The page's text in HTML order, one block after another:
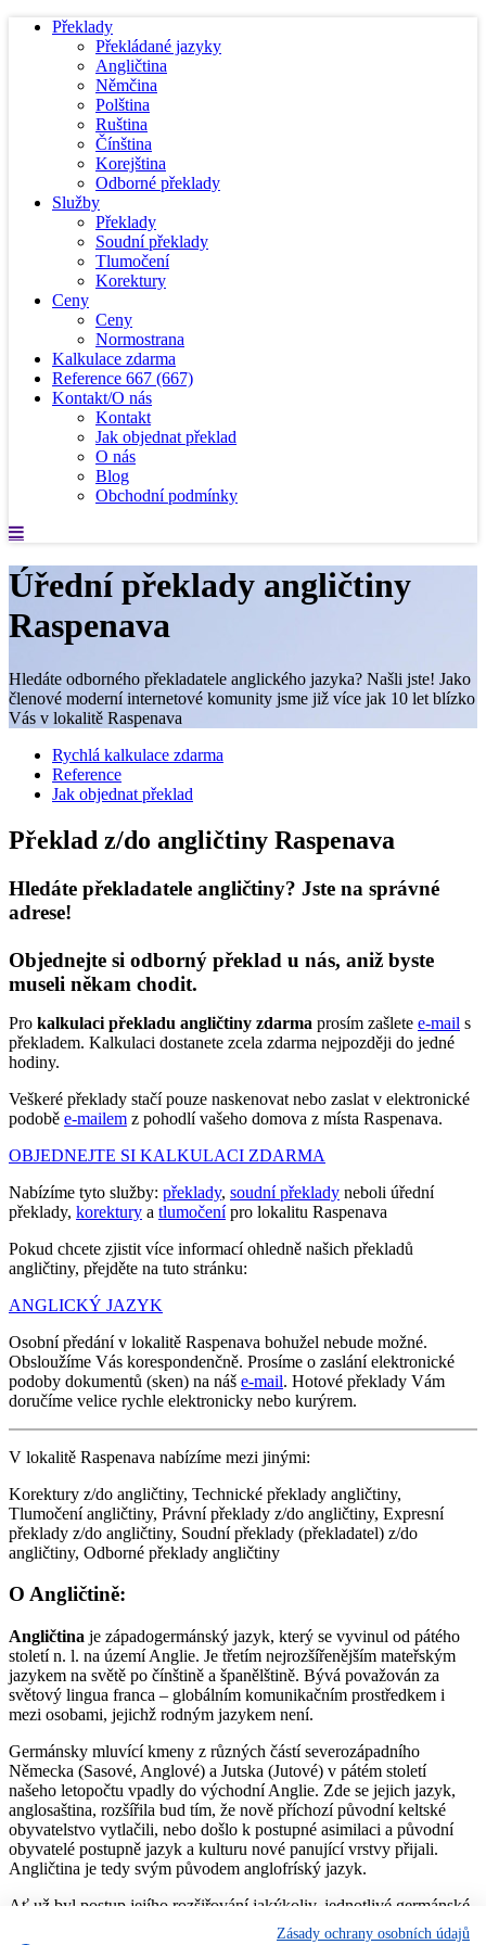
Překlady
Překládané jazyky
Angličtina
Němčina
Polština
Ruština
Čínština
Korejština
Odborné překlady
Služby
Překlady
Soudní překlady
Tlumočení
Korektury
Ceny
Ceny
Normostrana
Kalkulace zdarma
Reference 667 (667)
Kontakt/O nás
Kontakt
Jak objednat překlad
O nás
Blog
Obchodní podmínky
Úřední překlady angličtiny
Raspenava
Hledáte odborného překladatele anglického jazyka? Našli jste! Jako
členové moderní internetové komunity jsme již více jak 10 let blízko
Vás v lokalitě Raspenava
Rychlá kalkulace zdarma
Reference
Jak objednat překlad
Překlad z/do angličtiny Raspenava
Hledáte překladatele angličtiny? Jste na správné
adrese!
Objednejte si odborný překlad u nás, aniž byste
museli někam chodit.
Pro kalkulaci překladu angličtiny zdarma prosím zašlete e-mail s
překladem. Kalkulaci dostanete zcela zdarma nejpozději do jedné
hodiny.
Veškeré překlady stačí pouze naskenovat nebo zaslat v elektronické
podobě e-mailem z pohodlí vašeho domova z místa Raspenava.
OBJEDNEJTE SI KALKULACI ZDARMA
Nabízíme tyto služby: překlady, soudní překlady neboli úřední
překlady, korektury a tlumočenípro lokalitu Raspenava
Pokud chcete zjistit více informací ohledně našich překladů
angličtiny, přejděte na tuto stránku:
ANGLICKÝ JAZYK
Osobní předání v lokalitě Raspenava bohužel nebude možné.
Obsloužíme Vás korespondenčně. Prosíme o zaslání elektronické
podoby dokumentů (sken) na náš e-mail. Hotové překlady Vám
doručíme velice rychle elektronicky nebo kurýrem.
V lokalitě Raspenava nabízíme mezi jinými:
Korektury z/do angličtiny, Technické překlady angličtiny,
Tlumočení angličtiny, Právní překlady z/do angličtiny, Expresní
překlady z/do angličtiny, Soudní překlady (překladatel) z/do
angličtiny, Odborné překlady angličtiny
O Angličtině:
Angličtina je západogermánský jazyk, který se vyvinul od pátého
století n. l. na území Anglie. Je třetím nejrozšířenějším mateřským
jazykem na světě po čínštině a španělštině. Bývá považován za
světový lingua franca – globálním komunikačním prostředkem i
mezi osobami, jejichž rodným jazykem není.
Germánsky mluvící kmeny z různých částí severozápadního
Německa (Sasové, Anglové) a Jutska (Jutové) v pátém století
našeho letopočtu vpadly do východní Anglie. Zde se jejich jazyk,
anglosaština, rozšířila bud tím, že nově příchozí původní keltské
obyvatelstvo vytlačili, nebo došlo k postupné asimilaci a původní
obyvatelé postupně jazyk a kulturu nové panující vrstvy přijali.
Angličtina je tedy svým původem anglofríský jazyk.
Ať už byl postup jejího rozšiřování jakýkoliv, jednotlivé germánské
dialekty se časem sloučily do jazyka dnes nazývanéhoZásady ochrany osobních údajů